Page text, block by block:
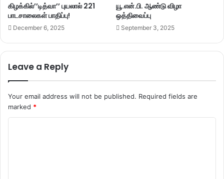
கிழக்கில்’’டித்வா’’ புயலால் 221
பாடசாலைகள் பாதிப்பு!
December 6, 2025
யூ.என்.பி. ஆண்டு விழா
ஒத்திவைப்பு
September 3, 2025
Leave a Reply
Your email address will not be published. Required fields are
marked *